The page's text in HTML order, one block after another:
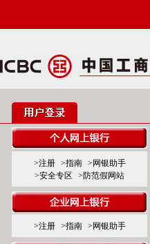
>注册 >指南
>网银助手
>安全专区
>防范假网站
>注册 >指南 >网银助手